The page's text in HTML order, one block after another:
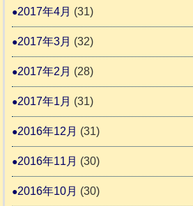
2017年4月 (31)
2017年3月 (32)
2017年2月 (28)
2017年1月 (31)
2016年12月 (31)
2016年11月 (30)
2016年10月 (30)